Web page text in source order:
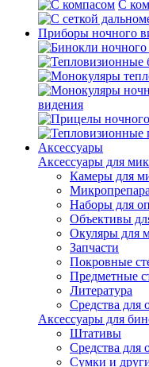
С
Приборы ночного
видения
Аксессуары
Аксессуары для
Камеры для
Наборы для
Объективы
Окуляры для
Запчасти
Покровные
Предметные
Литература
Средства для
Аксессуары для
Штативы
Средства для
Сумки и